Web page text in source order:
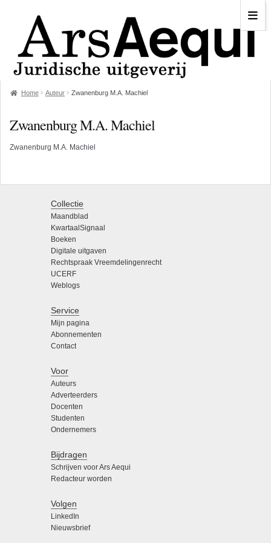
Home Auteur Zwanenburg M.A. Machiel
Zwanenburg M.A. Machiel
Zwanenburg M.A. Machiel
Collectie
Maandblad
KwartaalSignaal
Boeken
Digitale uitgaven
Rechtspraak Vreemdelingenrecht
UCERF
Weblogs
Service
Mijn pagina
Abonnementen
Contact
Voor
Auteurs
Adverteerders
Docenten
Studenten
Ondernemers
Bijdragen
Schrijven voor Ars Aequi
Redacteur worden
Volgen
LinkedIn
Nieuwsbrief